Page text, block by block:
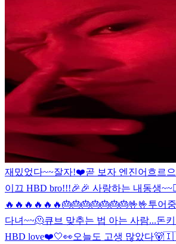
재밌었다~~잘자!❤️곧 보자 엔진어흐르
이끄 HBD bro!!!🎉🎉 사랑하는 내동생
🔥🔥🔥🔥🔥🔥🎂🎂🎂🎂🎂🎂🎂🤟🤟투어
다녀~~🫠큐브 맞추는 법 아는 사람...돈
HBD love❤️🤍👀오늘도 고생 많았다🐻